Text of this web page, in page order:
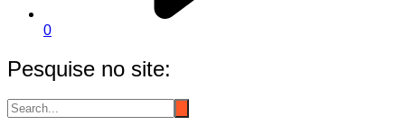
0
Pesquise no site: